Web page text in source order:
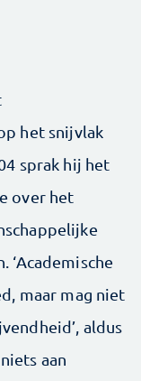
het snijvlak
sprak hij het
over het
‘Academische
maar mag niet
aldus
aan